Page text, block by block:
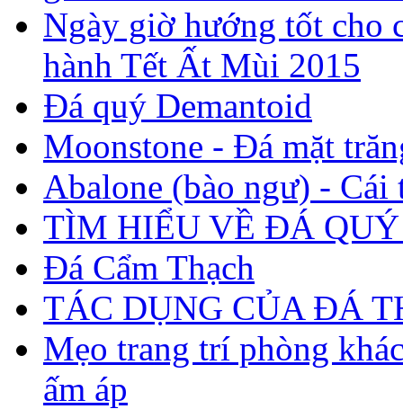
Ngày giờ hướng tốt cho
hành Tết Ất Mùi 2015
Đá quý Demantoid
Moonstone - Đá mặt
Abalone (bào ngư) - Cái
TÌM HIỂU VỀ ĐÁ QUÝ
Đá Cẩm Thạch
TÁC DỤNG CỦA ĐÁ
Mẹo trang trí phòng
ấm áp